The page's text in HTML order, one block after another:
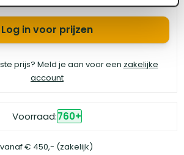
Log in voor prijzen
prijs? Meld je aan voor een zakelijke
account
Voorraad:760+
vanaf € 450,- (zakelijk)